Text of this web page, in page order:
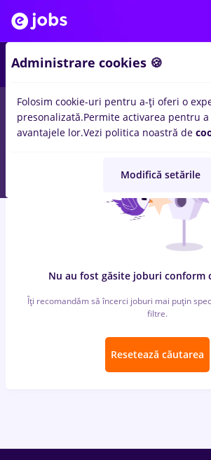
locuri de muncacu salarii rusia, Full
pentruEntry-Level (< 2 ani)inBanci,
Nu au fost găsite joburi conform
Îți recomandăm să încerci joburi mai puțin
filtre.
Resetează căutarea
Administrare cookies 🍪
Folosim cookie-uri pentru a-ți oferi o
presonalizată.Permite activarea pentru
avantajele lor.Vezi politica noastră de
Modifică setările